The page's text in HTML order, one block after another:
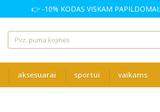
👉 -10% KODAS VISKAM PAPILDOMAI:
aksesuarai sportui vaikams